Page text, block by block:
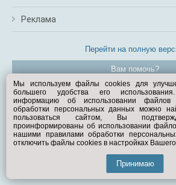
Реклама
Перейти на полную
Вам помочь?
© Exist.ru 1998—2026
Мы используем файлы cookies для
большего удобства его
информацию об использовании
обработки персональных данных можно
пользоваться сайтом, Вы
проинформированы об использовании
нашими правилами обработки
отключить файлы cookies в настройках
Принимаю